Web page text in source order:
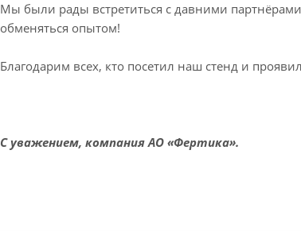
Мы были рады встретиться с давними
обменяться опытом!
Благодарим всех, кто посетил наш стенд и
С уважением, компания АО «Фертика».